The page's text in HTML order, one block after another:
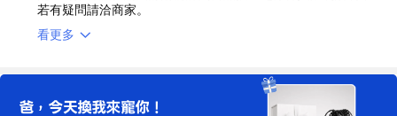
若有疑問請洽商家。
看更多